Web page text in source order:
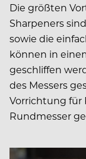
Die größten
Sharpe­ners
sowie die
können in
geschliffen
des Messers
Vorrichtung für
Rundmesser